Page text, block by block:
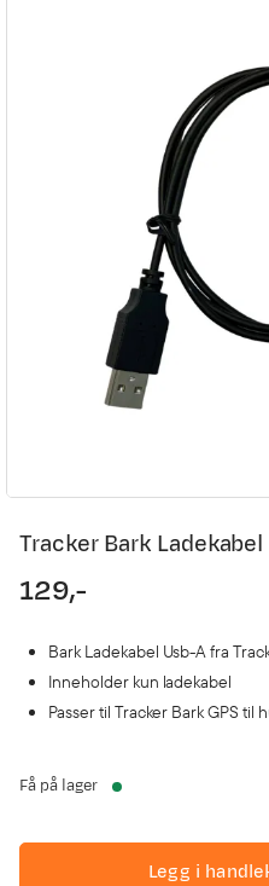
Tracker Bark
price
129,-
Bark Ladekabel Usb-A fra
Inneholder kun ladekabel
Passer til Tracker Bark GPS til
Få på lager
Legg i